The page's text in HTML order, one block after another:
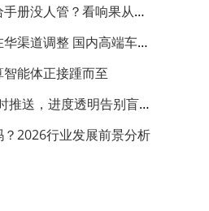
响果从选址到日常运营的全程支持
整 国内高端车市格局迎新变局
能体正接踵而至
送，进度透明告别盲等
2026行业发展前景分析